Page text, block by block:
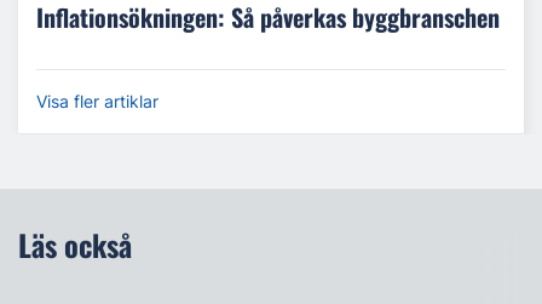
Inflationsökningen: Så påverkas byggbranschen
Visa fler artiklar
Läs också